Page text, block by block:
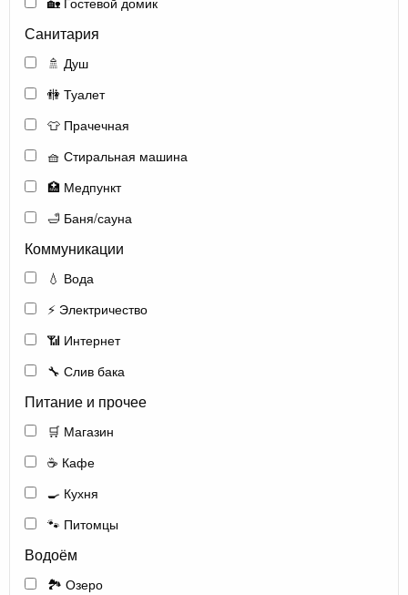
Санитария
🚿 Душ
🚻 Туалет
👕 Прачечная
🧺 Стиральная машина
🏥 Медпункт
🛁 Баня/сауна
Коммуникации
💧 Вода
⚡ Электричество
📶 Интернет
🔧 Слив бака
Питание и прочее
🛒 Магазин
☕ Кафе
🍳 Кухня
🐾 Питомцы
Водоём
🏞️ Озеро